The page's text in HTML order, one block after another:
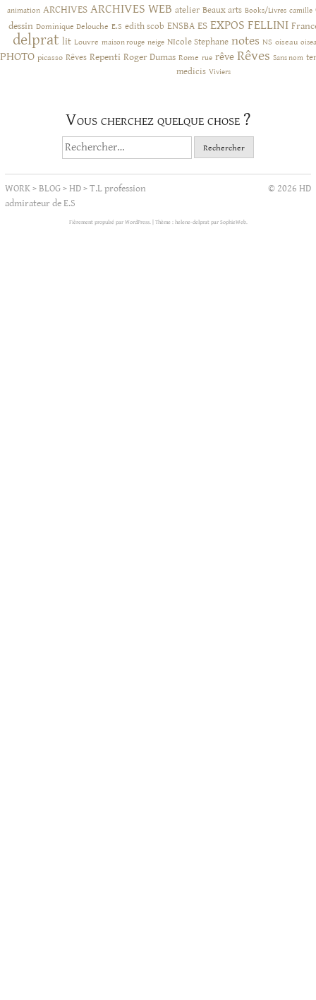
animation ARCHIVES ARCHIVES WEB atelier Beaux arts Books/Livres camille
dessin Dominique Delouche E.S edith scob ENSBA ES EXPOS FELLINI
delprat lit Louvre maison rouge neige NIcole Stephane notes NS oiseau
PHOTO picasso Rêves Repenti Roger Dumas Rome rue rêve Rêves Sans nom
medicis Viviers
Vous cherchez quelque chose ?
Rechercher :
WORK>BLOG>HD>T.L profession
admirateur de E.S
© 2026 HD
Fièrement propulsé par WordPress. Thème : helene-delprat par SophieWeb.